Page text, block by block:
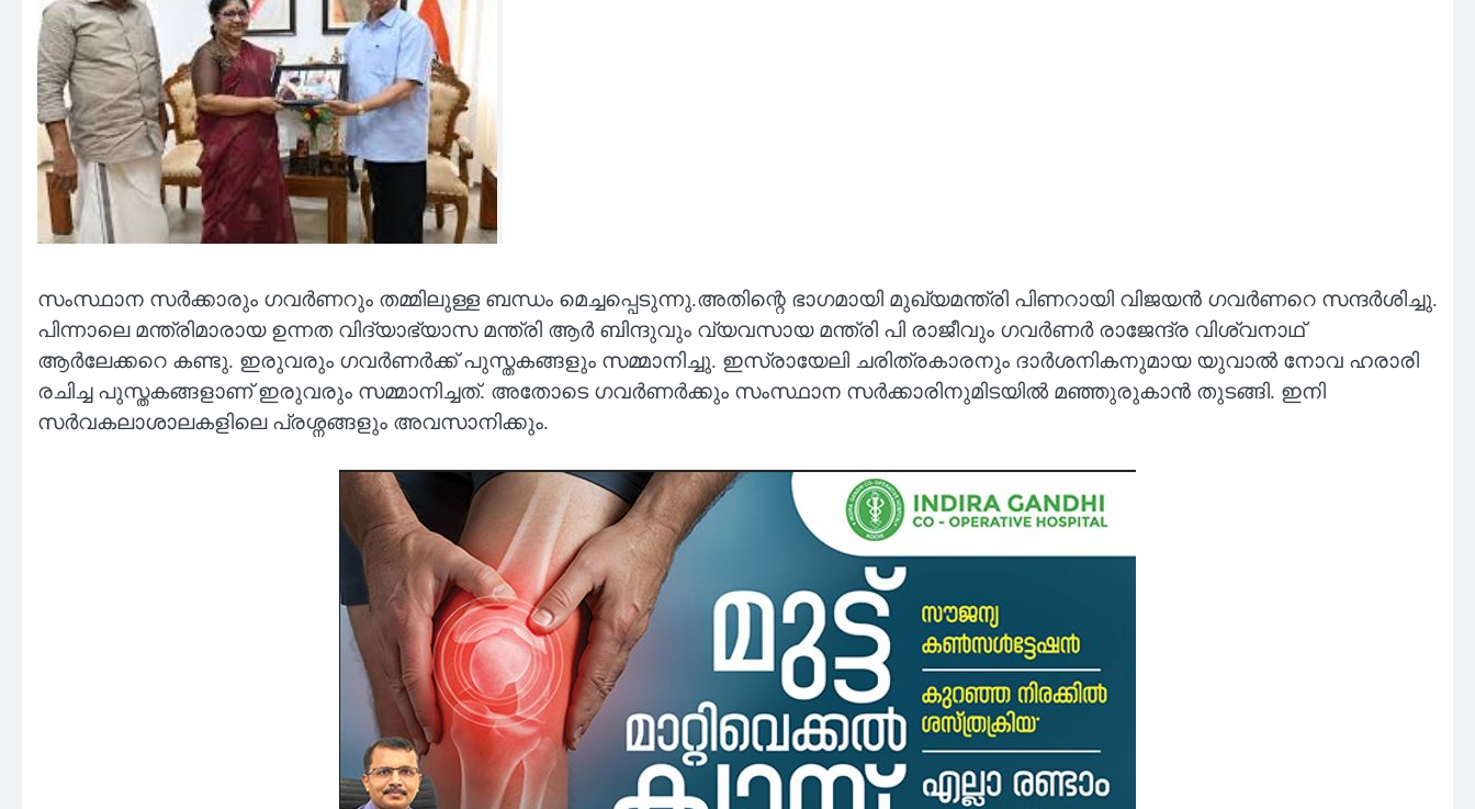
സംസ്ഥാന സർക്കാരും ഗവർണറും തമ്മിലുള്ള ബന്ധം മെച്ചപ്പെടുന്നു.അതിന്റെ ഭാഗമായി മുഖ്യമന്ത്രി പിണറായി വിജയൻ ഗവർണറെ സന്ദർശിച്ചു.
പിന്നാലെ മന്ത്രിമാരായ ഉന്നത വിദ്യാഭ്യാസ മന്ത്രി ആർ ബിന്ദുവും വ്യവസായ മന്ത്രി പി രാജീവും ഗവർണർ രാജേന്ദ്ര വിശ്വനാഥ്
ആർലേക്കറെ കണ്ടു. ഇരുവരും ഗവർണർക്ക് പുസ്തകങ്ങളും സമ്മാനിച്ചു. ഇസ്രായേലി ചരിത്രകാരനും ദാര്‍ശനികനുമായ യുവാൽ നോവ ഹരാരി
രചിച്ച പുസ്തകങ്ങളാണ് ഇരുവരും സമ്മാനിച്ചത്. അതോടെ ഗവർണർക്കും സംസ്ഥാന സർക്കാരിനുമിടയിൽ മഞ്ഞുരുകാൻ തുടങ്ങി. ഇനി
സർവകലാശാലകളിലെ പ്രശ്നങ്ങളും അവസാനിക്കും.